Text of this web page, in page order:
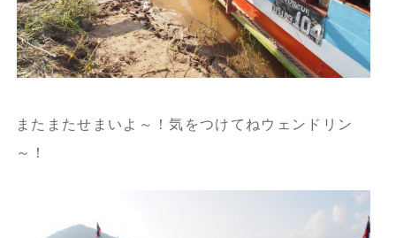
またまたせまいよ～！気をつけてねウェンドリン
～！